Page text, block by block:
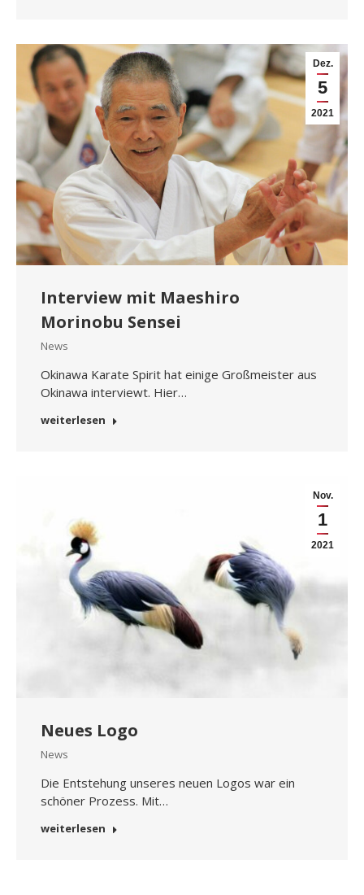
Dez.
5
2021
Interview mit Maeshiro
Morinobu Sensei
News
Okinawa Karate Spirit hat einige Großmeister aus
Okinawa interviewt. Hier…
weiterlesen
Nov.
1
2021
Neues Logo
News
Die Entstehung unseres neuen Logos war ein
schöner Prozess. Mit…
weiterlesen